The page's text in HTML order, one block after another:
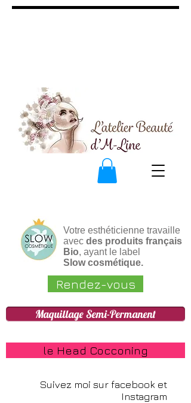
Votre esthéticienne travaille
avec des produits français
Bio, ayant le label
Slow cosmétique.
Suivez moi sur facebook et
Instagram
Maquillage Semi-Permanent
le Head Cocconing
Rendez-vous